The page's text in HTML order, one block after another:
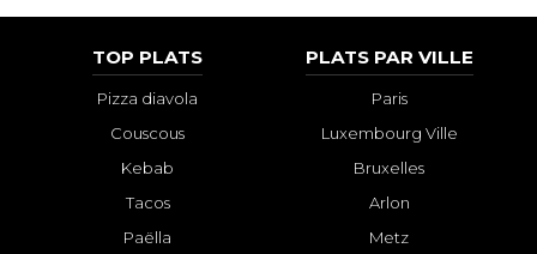
TOP PLATS
Pizza diavola
Couscous
Kebab
Tacos
Paëlla
PLATS PAR VILLE
Paris
Luxembourg Ville
Bruxelles
Arlon
Metz